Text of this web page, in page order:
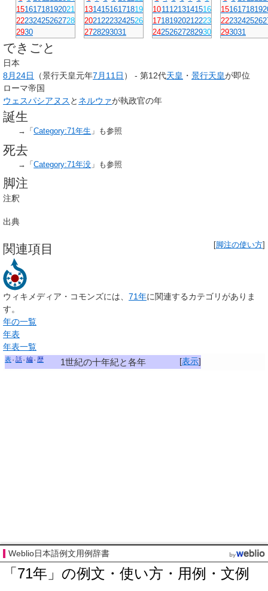
15161718192021
22232425262728
2930
13141516171819
20212223242526
2728293031
10111213141516
17181920212223
24252627282930
1516171819
2223242526
293031
できごと
日本
8月24日
（景行天皇元年7月11日 ） - 第12代天皇 ・ 景行天皇が即位
ローマ帝国
ウェスパシアヌス と ネルウァが執政官の年
誕生
→「Category:71年生 」も参照
死去
→「Category:71年没 」も参照
脚注
注釈
出典
脚注の使い方
関連項目
ウィキメディア・コモンズには、 71年に関連するカテゴリがありま
す。
年の一覧
年表
年表一覧
[表示]
表 話 編 歴 1世紀の十年紀と各年
Weblio日本語例文用例辞書
「71年」の例文・使い方・用例・文例